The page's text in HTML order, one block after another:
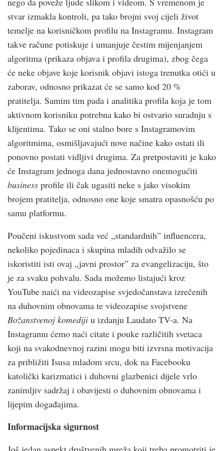
stvar izmakla kontroli, pa tako brojni svoj cijeli život
temelje na korisničkom profilu na Instagramu. Instagram
takve račune potiskuje i umanjuje čestim mijenjanjem
algoritma (prikaza objava i profila drugima), zbog čega
će neke objave koje korisnik objavi istoga trenutka otići u
zaborav, odnosno prikazat će se samo kod 20 %
pratitelja. Samim tim pada i analitika profila koja je tom
aktivnom korisniku potrebna kako bi ostvario suradnju s
klijentima. Tako se oni stalno bore s Instagramovim
algoritmima, osmišljavajući nove načine kako ostati ili
ponovno postati vidljivi drugima. Za pretpostaviti je kako
će Instagram jednoga dana jednostavno onemogućiti
business profile ili čak ugasiti neke s jako visokim
brojem pratitelja, odnosno one koje smatra opasnošću po
samu platformu.
Poučeni iskustvom sada već „standardnih” influencera,
nekoliko pojedinaca i skupina mladih odvažilo se
iskoristiti isti ovaj „javni prostor” za evangelizaciju, što
je za svaku pohvalu. Sada možemo listajući kroz
YouTube naići na videozapise svjedočanstava izrečenih
na duhovnim obnovama te videozapise svojstvene
Božanstvenoj komediji u izdanju Laudato TV-a. Na
Instagramu ćemo naći citate i pouke različitih svetaca
koji na svakodnevnoj razini mogu biti izvrsna motivacija
za približiti Isusa mladom srcu, dok na Facebooku
katolički karizmatici i duhovni glazbenici dijele vrlo
zanimljiv sadržaj i obavijesti o duhovnim obnovama i
lijepim događajima.
Informacijska sigurnost